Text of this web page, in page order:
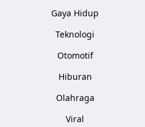
Gaya Hidup
Teknologi
Otomotif
Hiburan
Olahraga
Viral